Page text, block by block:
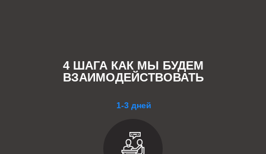
4 ШАГА КАК МЫ БУДЕМ
ВЗАИМОДЕЙСТВОВАТЬ
1-3 дней